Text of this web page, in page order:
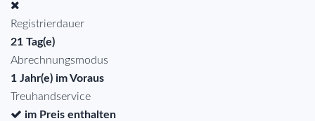
Registrierdauer
21 Tag(e)
Abrechnungsmodus
1 Jahr(e) im Voraus
Treuhandservice
im Preis enthalten